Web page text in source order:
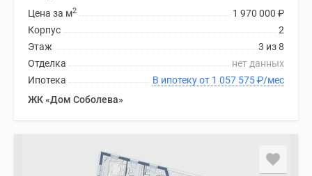
1 970 000 ₽
Цена за м2
2
Корпус
3 из 8
Этаж
нет данных
Отделка
В ипотеку от 1 057 575₽/мес
Ипотека
ЖК «Дом Соболева»